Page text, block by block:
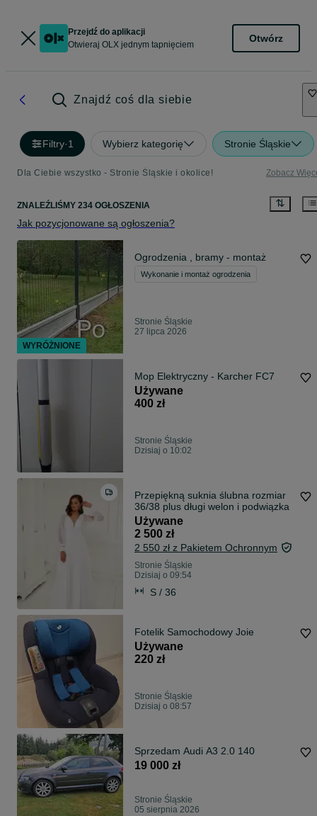
Przejdź do aplikacji
Otwieraj OLX jednym tapnięciem
Otwórz
Znajdź coś dla siebie
Filtry·1 Wybierz kategorię Stronie Śląskie
Dla Ciebie wszystko - Stronie Śląskie i okolice! Zobacz
ZNALEŹLIŚMY 234 OGŁOSZENIA
Jak pozycjonowane są ogłoszenia?
Ogrodzenia , bramy - montaż
Wykonanie i montaż ogrodzenia
Stronie Śląskie
27 lipca 2026
Mop Elektryczny - Karcher FC7
Używane
400 zł
Stronie Śląskie
Dzisiaj o 10:02
Przepiękną suknia ślubna rozmiar
36/38 plus długi welon i podwiązka
Używane
2 500 zł
2 550 zł z Pakietem Ochronnym
Stronie Śląskie
Dzisiaj o 09:54
S / 36
Fotelik Samochodowy Joie
Używane
220 zł
Stronie Śląskie
Dzisiaj o 08:57
Sprzedam Audi A3 2.0 140
19 000 zł
Stronie Śląskie
05 sierpnia 2026
WYRÓŻNIONE